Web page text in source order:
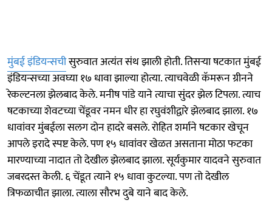
मुंबई इंडियन्सचीसुरुवात अत्यंत संथ झाली होती. तिसऱ्या षटकात मुंबई
इंडियन्सच्या अवघ्या १७ धावा झाल्या होत्या. त्याचवेळी कॅमरून ग्रीनने
रेकल्टनला झेलबाद केले. मनीष पांडे याने त्याचा सुंदर झेल टिपला. त्याच
षटकाच्या शेवटच्या चेंडूवर नमन धीर हा रघुवंशीद्वारे झेलबाद झाला. १७
धावांवर मुंबईला सलग दोन हादरे बसले. रोहित शर्माने षटकार खेचून
आपले इरादे स्पष्ट केले. पण १५ धावांवर खेळत असताना मोठा फटका
मारण्याच्या नादात तो देखील झेलबाद झाला. सूर्यकुमार यादवने सुरुवात
जबरदस्त केली. ६ चेंडूत त्याने १५ धावा कुटल्या. पण तो देखील
त्रिफळाचीत झाला. त्याला सौरभ दुबे याने बाद केले.